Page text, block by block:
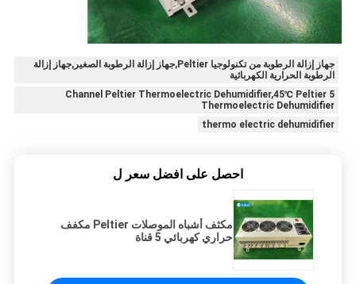
جهاز إزالة الرطوبة من تكنولوجيا Peltier,جهاز إزالة الرطوبة الصغير,جهاز إزالة
الرطوبة الحرارية الكهربائية
5 Channel Peltier Thermoelectric Dehumidifier,45℃ Peltier
Thermoelectric Dehumidifier
thermo electric dehumidifier
احصل على افضل سعر ل
مكثف أشباه الموصلات Peltier مكفف
حراري كهربائي 5 قناة